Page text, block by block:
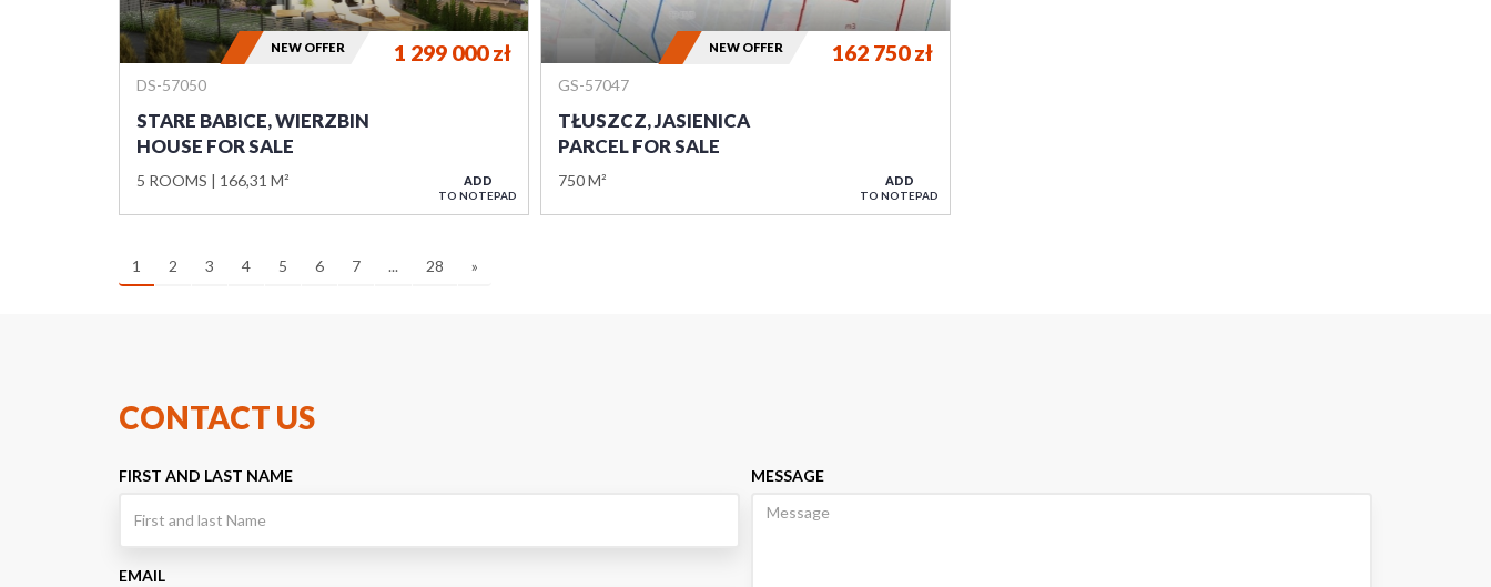
DS-57050
STARE BABICE, WIERZBIN
HOUSE FOR SALE
5 ROOMS 166,31 M²
1 299 000zł
NEW OFFER
ADD
TO NOTEPAD
GS-57047
TŁUSZCZ, JASIENICA
PARCEL FOR SALE
750 M²
162 750zł
NEW OFFER
ADD
TO NOTEPAD
1 2 3 4 5 6 7 ... 28 »
CONTACT US
FIRST AND LAST NAME
EMAIL
MESSAGE